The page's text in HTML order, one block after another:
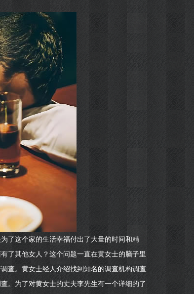
了这个家的生活幸福付出了大量的时间和精
了其他女人？这个问题一直在黄女士的脑子里
查。黄女士经人介绍找到知名的调查机构调查
。为了对黄女士的丈夫李先生有一个详细的了